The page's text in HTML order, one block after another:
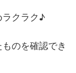
ラクラク♪
のを確認でき